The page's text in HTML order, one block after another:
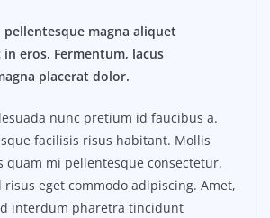
pellentesque magna aliquet
eros. Fermentum, lacus
placerat dolor.
nunc pretium id faucibus a.
facilisis risus habitant. Mollis
quam mi pellentesque consectetur.
eget commodo adipiscing. Amet,
interdum pharetra tincidunt